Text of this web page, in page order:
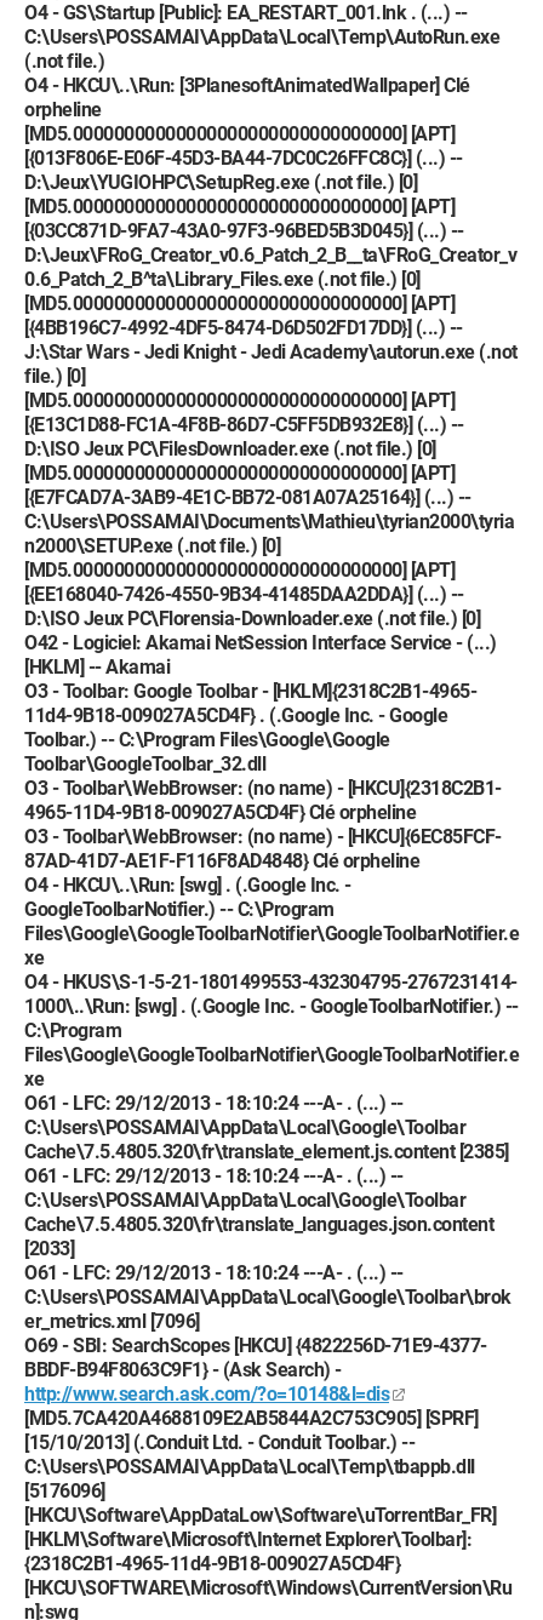
O4 - GS\Startup [Public]: EA_RESTART_001.lnk . (...) --
C:\Users\POSSAMAI\AppData\Local\Temp\AutoRun.exe
(.not file.)
O4 - HKCU\..\Run: [3PlanesoftAnimatedWallpaper] Clé
orpheline
[MD5.00000000000000000000000000000000] [APT]
[{013F806E-E06F-45D3-BA44-7DC0C26FFC8C}] (...) --
D:\Jeux\YUGIOHPC\SetupReg.exe (.not file.) [0]
[MD5.00000000000000000000000000000000] [APT]
[{03CC871D-9FA7-43A0-97F3-96BED5B3D045}] (...) --
D:\Jeux\FRoG_Creator_v0.6_Patch_2_B__ta\FRoG_Creator_v
0.6_Patch_2_B^ta\Library_Files.exe (.not file.) [0]
[MD5.00000000000000000000000000000000] [APT]
[{4BB196C7-4992-4DF5-8474-D6D502FD17DD}] (...) --
J:\Star Wars - Jedi Knight - Jedi Academy\autorun.exe (.not
file.) [0]
[MD5.00000000000000000000000000000000] [APT]
[{E13C1D88-FC1A-4F8B-86D7-C5FF5DB932E8}] (...) --
D:\ISO Jeux PC\FilesDownloader.exe (.not file.) [0]
[MD5.00000000000000000000000000000000] [APT]
[{E7FCAD7A-3AB9-4E1C-BB72-081A07A25164}] (...) --
C:\Users\POSSAMAI\Documents\Mathieu\tyrian2000\tyria
n2000\SETUP.exe (.not file.) [0]
[MD5.00000000000000000000000000000000] [APT]
[{EE168040-7426-4550-9B34-41485DAA2DDA}] (...) --
D:\ISO Jeux PC\Florensia-Downloader.exe (.not file.) [0]
O42 - Logiciel: Akamai NetSession Interface Service - (...)
[HKLM] -- Akamai
O3 - Toolbar: Google Toolbar - [HKLM]{2318C2B1-4965-
11d4-9B18-009027A5CD4F} . (.Google Inc. - Google
Toolbar.) -- C:\Program Files\Google\Google
Toolbar\GoogleToolbar_32.dll
O3 - Toolbar\WebBrowser: (no name) - [HKCU]{2318C2B1-
4965-11D4-9B18-009027A5CD4F} Clé orpheline
O3 - Toolbar\WebBrowser: (no name) - [HKCU]{6EC85FCF-
87AD-41D7-AE1F-F116F8AD4848} Clé orpheline
O4 - HKCU\..\Run: [swg] . (.Google Inc. -
GoogleToolbarNotifier.) -- C:\Program
Files\Google\GoogleToolbarNotifier\GoogleToolbarNotifier.e
xe
O4 - HKUS\S-1-5-21-1801499553-432304795-2767231414-
1000\..\Run: [swg] . (.Google Inc. - GoogleToolbarNotifier.) --
C:\Program
Files\Google\GoogleToolbarNotifier\GoogleToolbarNotifier.e
xe
O61 - LFC: 29/12/2013 - 18:10:24 ---A- . (...) --
C:\Users\POSSAMAI\AppData\Local\Google\Toolbar
Cache\7.5.4805.320\fr\translate_element.js.content [2385]
O61 - LFC: 29/12/2013 - 18:10:24 ---A- . (...) --
C:\Users\POSSAMAI\AppData\Local\Google\Toolbar
Cache\7.5.4805.320\fr\translate_languages.json.content
[2033]
O61 - LFC: 29/12/2013 - 18:10:24 ---A- . (...) --
C:\Users\POSSAMAI\AppData\Local\Google\Toolbar\brok
er_metrics.xml [7096]
O69 - SBI: SearchScopes [HKCU] {4822256D-71E9-4377-
BBDF-B94F8063C9F1} - (Ask Search) -
http://www.search.ask.com/?o=10148&l=dis
[MD5.7CA420A4688109E2AB5844A2C753C905] [SPRF]
[15/10/2013] (.Conduit Ltd. - Conduit Toolbar.) --
C:\Users\POSSAMAI\AppData\Local\Temp\tbappb.dll
[5176096]
[HKCU\Software\AppDataLow\Software\uTorrentBar_FR]
[HKLM\Software\Microsoft\Internet Explorer\Toolbar]:
{2318C2B1-4965-11d4-9B18-009027A5CD4F}
[HKCU\SOFTWARE\Microsoft\Windows\CurrentVersion\Ru
n]:swg